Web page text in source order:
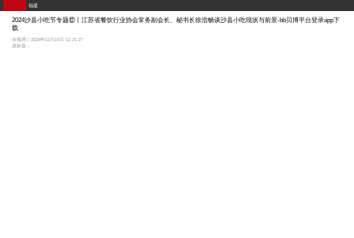
福建
2024沙县小吃节专题⑫丨江苏省餐饮行业协会常务副会长、秘书长徐浩畅谈沙县小吃现状与前景-bb贝博平台登录app下
载
央视网 | 2024年12月10日 11:21:27
原标题：